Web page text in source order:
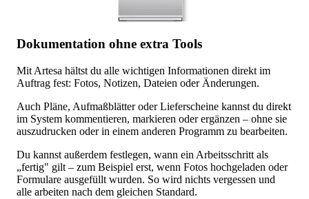
Dokumentation ohne extra Tools
Mit Artesa hältst du alle wichtigen Informationen direkt im
Auftrag fest: Fotos, Notizen, Dateien oder Änderungen.
Auch Pläne, Aufmaßblätter oder Lieferscheine kannst du direkt
im System kommentieren, markieren oder ergänzen – ohne sie
auszudrucken oder in einem anderen Programm zu bearbeiten.
Du kannst außerdem festlegen, wann ein Arbeitsschritt als
„fertig" gilt – zum Beispiel erst, wenn Fotos hochgeladen oder
Formulare ausgefüllt wurden. So wird nichts vergessen und
alle arbeiten nach dem gleichen Standard.